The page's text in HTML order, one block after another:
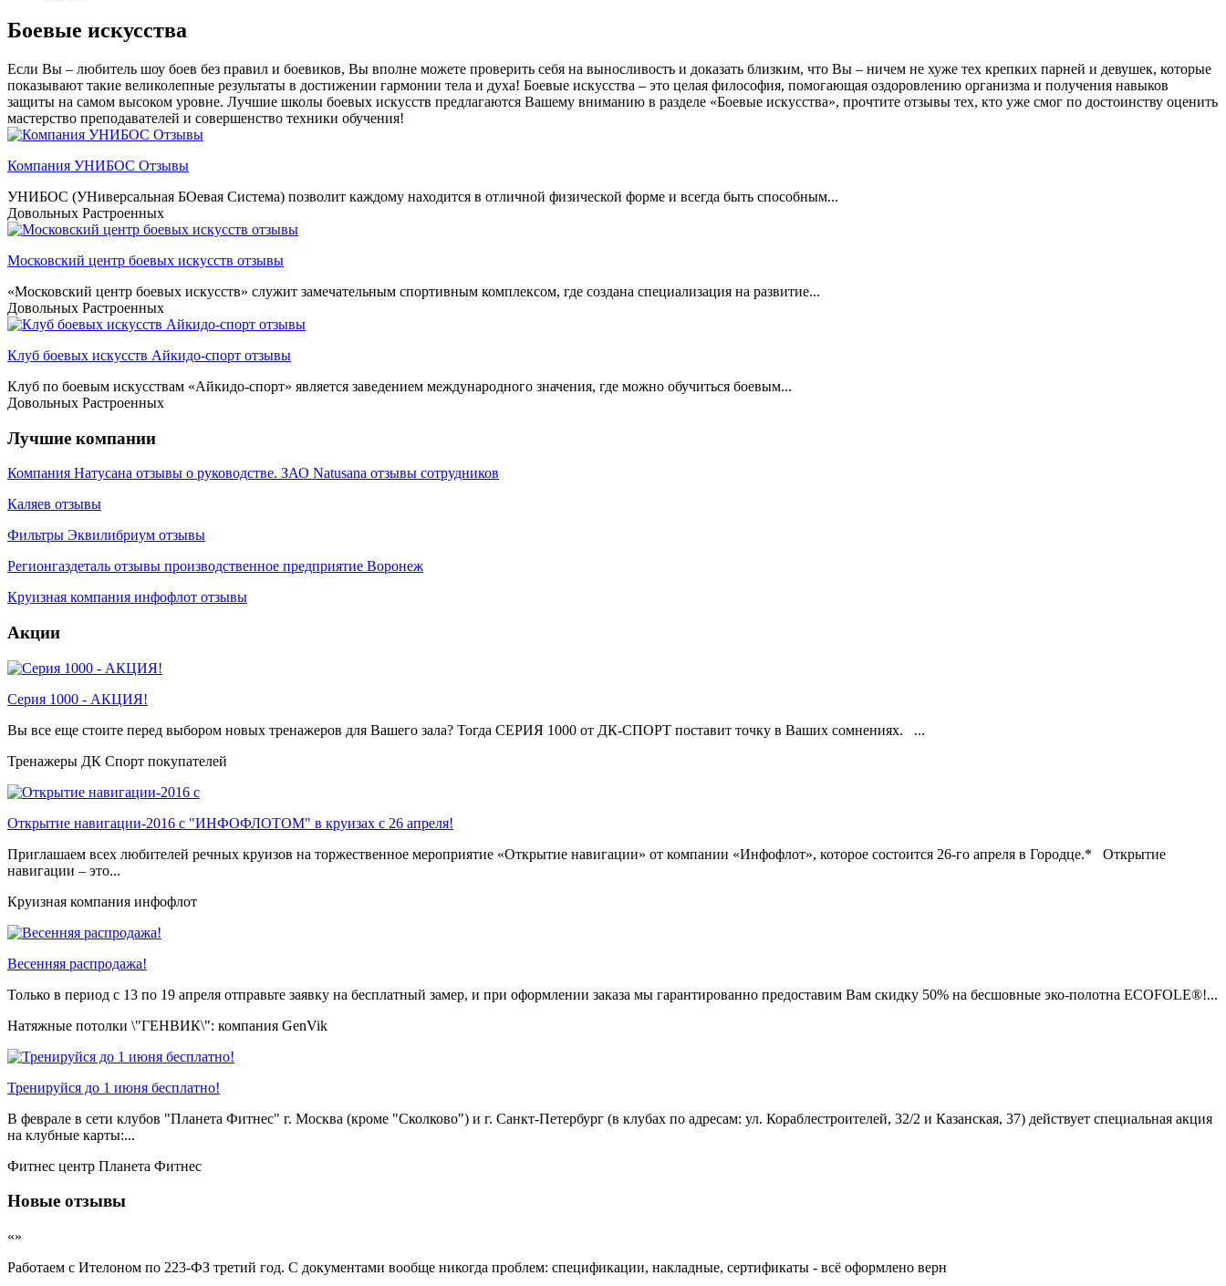
Боевые искусства
Если Вы – любитель шоу боев без правил и боевиков, Вы вполне можете проверить себя на выносливость и доказать близким, что Вы – ничем не хуже тех крепких парней и девушек, которые
показывают такие великолепные результаты в достижении гармонии тела и духа! Боевые искусства – это целая философия, помогающая оздоровлению организма и получения навыков
защиты на самом высоком уровне. Лучшие школы боевых искусств предлагаются Вашему вниманию в разделе «Боевые искусства», прочтите отзывы тех, кто уже смог по достоинству оценить
мастерство преподавателей и совершенство техники обучения!
Компания УНИБОС Отзывы
УНИБОС (УНиверсальная БОевая Система) позволит каждому находится в отличной физической форме и всегда быть способным...
Довольных Растроенных
Московский центр боевых искусств отзывы
«Московский центр боевых искусств» служит замечательным спортивным комплексом, где создана специализация на развитие...
Довольных Растроенных
Клуб боевых искусств Айкидо-спорт отзывы
Клуб по боевым искусствам «Айкидо-спорт» является заведением международного значения, где можно обучиться боевым...
Довольных Растроенных
Лучшие компании
Компания Натусана отзывы о руководстве. ЗАО Natusana отзывы сотрудников
Каляев отзывы
Фильтры Эквилибриум отзывы
Регионгаздеталь отзывы производственное предприятие Воронеж
Круизная компания инфофлот отзывы
Акции
Серия 1000 - АКЦИЯ!
Вы все еще стоите перед выбором новых тренажеров для Вашего зала? Тогда СЕРИЯ 1000 от ДК-СПОРТ поставит точку в Ваших сомнениях. ...
Тренажеры ДК Спорт покупателей
Открытие навигации-2016 с "ИНФОФЛОТОМ" в круизах с 26 апреля!
Приглашаем всех любителей речных круизов на торжественное мероприятие «Открытие навигации» от компании «Инфофлот», которое состоится 26-го апреля в Городце.* Открытие
навигации – это...
Круизная компания инфофлот
Весенняя распродажа!
Только в период c 13 по 19 апреля отправьте заявку на бесплатный замер, и при оформлении заказа мы гарантированно предоставим Вам скидку 50% на бесшовные эко-полотна ECOFOLE®!...
Натяжные потолки \"ГЕНВИК\": компания GenVik
Тренируйся до 1 июня бесплатно!
В феврале в сети клубов "Планета Фитнес" г. Москва (кроме "Сколково") и г. Санкт-Петербург (в клубах по адресам: ул. Кораблестроителей, 32/2 и Казанская, 37) действует специальная акция
на клубные карты:...
Фитнес центр Планета Фитнес
Новые отзывы
«»
Работаем с Ителоном по 223-ФЗ третий год. С документами вообще никогда проблем: спецификации, накладные, сертификаты - всё оформлено верн